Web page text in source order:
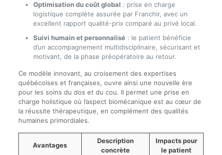
Optimisation du coût global : prise en charge
logistique complète assurée par Franchir, avec un
excellent rapport qualité-prix comparé au privé local.
Suivi humain et personnalisé: le patient bénéficie
d’un accompagnement multidisciplinaire, sécurisant et
motivant, de la phase préopératoire au retour.
Ce modèle innovant, au croisement des expertises
québécoises et françaises, ouvre ainsi une nouvelle ère
pour les soins du dos et du cou. Il permet une prise en
charge holistique où l’aspect biomécanique est au cœur de
la réussite thérapeutique, en complément des qualités
humaines primordiales.
Avantages
Description
concrète
Impacts pour
le patient